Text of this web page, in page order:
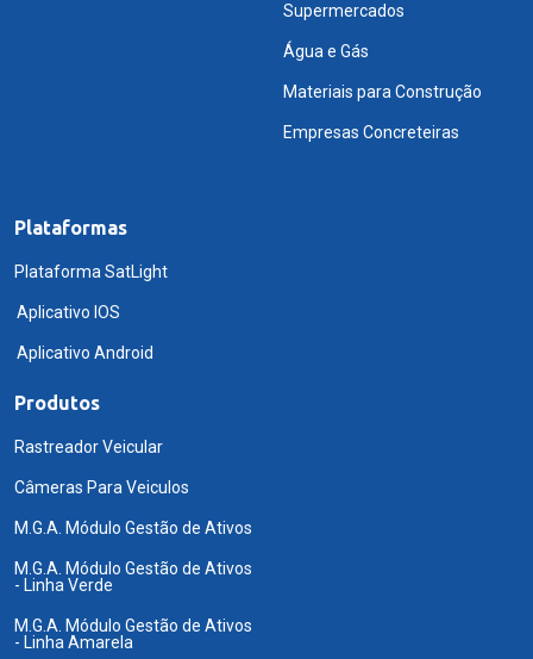
Supermercados
Água e Gás
Materiais para Construção
Empresas Concreteiras
Plataformas
Plataforma SatLight
Aplicativo IOS
Aplicativo Android
Produtos
Rastreador Veicular
Câmeras Para Veiculos
M.G.A. Módulo Gestão de Ativos
M.G.A. Módulo Gestão de Ativos
- Linha Verde
M.G.A. Módulo Gestão de Ativos
- Linha Amarela